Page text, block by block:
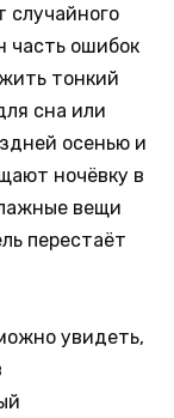
случайного
часть ошибок
тонкий
сна или
осенью и
ночёвку в
вещи
перестаёт
увидеть,